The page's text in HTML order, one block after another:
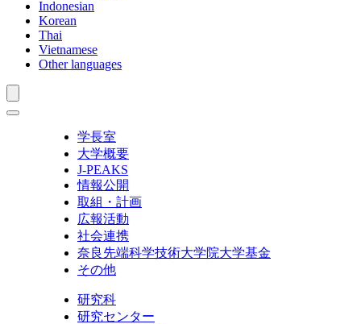
Indonesian
Korean
Thai
Vietnamese
Other languages
学長室
大学概要
J-PEAKS
情報公開
取組・計画
広報活動
社会連携
奈良先端科学技術大学院大学基金
その他
研究科
研究センター